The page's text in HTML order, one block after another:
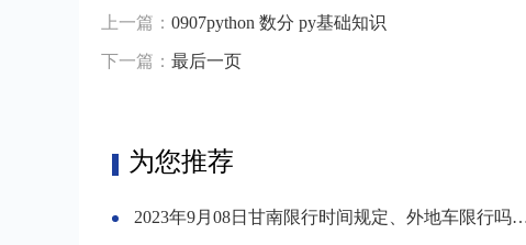
上一篇： 0907python 数分 py基础知识
下一篇： 最后一页
为您推荐
2023年9月08日甘南限行时间规定、外地车限行吗、今天限行尾号限行限号最新规定时间查询